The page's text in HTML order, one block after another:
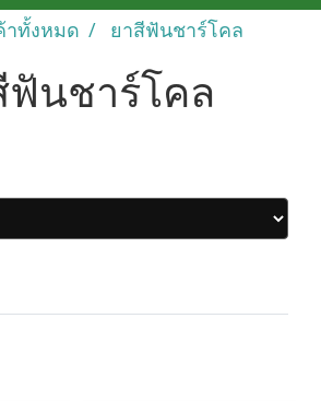
าทั้งหมด ยาสีฟันชาร์โคล
ฟันชาร์โคล